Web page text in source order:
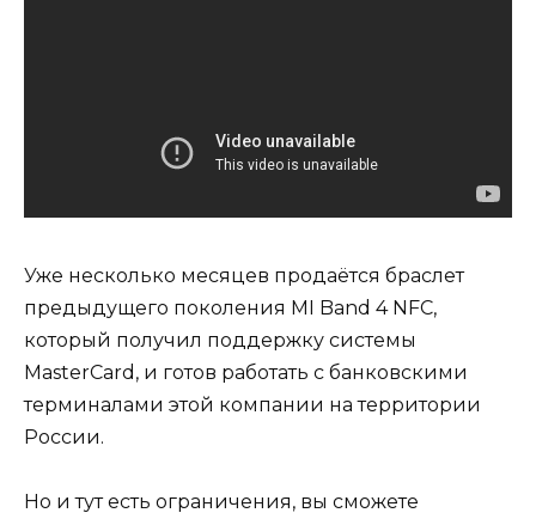
Уже несколько месяцев продаётся браслет
предыдущего поколения MI Band 4 NFC,
который получил поддержку системы
MasterCard, и готов работать с банковскими
терминалами этой компании на территории
России.
Но и тут есть ограничения, вы сможете